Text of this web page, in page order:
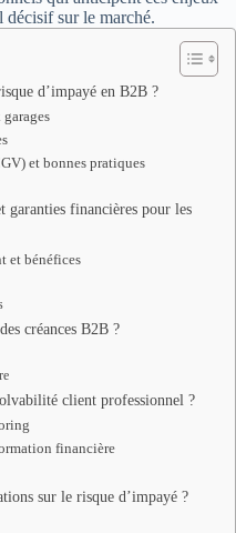
décisif sur le marché.
d’impayé en B2B ?
et bonnes pratiques
garanties financières pour les
et bénéfices
créances B2B ?
client professionnel ?
financière
sur le risque d’impayé ?